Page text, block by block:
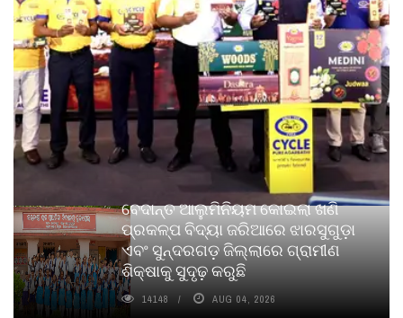
ବେଦାନ୍ତ ଆଲୁମିନିୟମ କୋଇଲା ଖଣି
ପ୍ରକଳ୍ପ ବିଦ୍ୟା ଜରିଆରେ ଝାରସୁଗୁଡ଼ା
ଏବଂ ସୁନ୍ଦରଗଡ଼ ଜିଲ୍ଲାରେ ଗ୍ରାମୀଣ
ଶିକ୍ଷାକୁ ସୁଦୃଢ଼ କରୁଛି
14148 AUG 04, 2026